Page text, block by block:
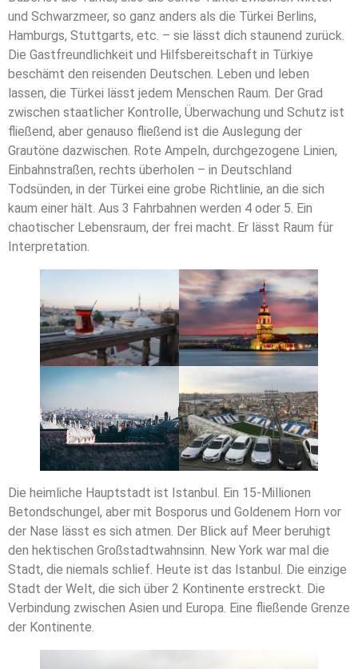
und Schwarzmeer, so ganz anders als die Türkei Berlins,
Hamburgs, Stuttgarts, etc. – sie lässt dich staunend zurück.
Die Gastfreundlichkeit und Hilfsbereitschaft in Türkiye
beschämt den reisenden Deutschen. Leben und leben
lassen, die Türkei lässt jedem Menschen Raum. Der Grad
zwischen staatlicher Kontrolle, Überwachung und Schutz ist
fließend, aber genauso fließend ist die Auslegung der
Grautöne dazwischen. Rote Ampeln, durchgezogene Linien,
Einbahnstraßen, rechts überholen – in Deutschland
Todsünden, in der Türkei eine grobe Richtlinie, an die sich
kaum einer hält. Aus 3 Fahrbahnen werden 4 oder 5. Ein
chaotischer Lebensraum, der frei macht. Er lässt Raum für
Interpretation.
Die heimliche Hauptstadt ist Istanbul. Ein 15-Millionen
Betondschungel, aber mit Bosporus und Goldenem Horn vor
der Nase lässt es sich atmen. Der Blick auf Meer beruhigt
den hektischen Großstadtwahnsinn. New York war mal die
Stadt, die niemals schlief. Heute ist das Istanbul. Die einzige
Stadt der Welt, die sich über 2 Kontinente erstreckt. Die
Verbindung zwischen Asien und Europa. Eine fließende Grenze
der Kontinente.